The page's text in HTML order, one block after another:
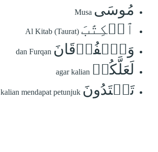
مُوسَى Musa
ٱلۡكِتَٰبَ Al Kitab (Taurat)
وَٱلۡفُرۡقَانَ dan Furqan
لَعَلَّكُمۡ agar kalian
تَهۡتَدُونَ kalian mendapat petunjuk